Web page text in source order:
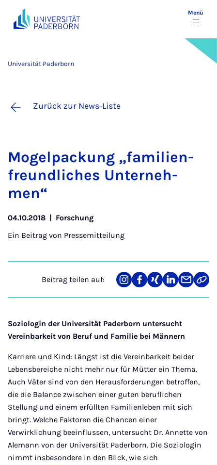
Menü
Universität Paderborn
Zurück zur News-Liste
Mo­gel­pa­ckung „fa­mi­li­en­
freund­li­ches Un­ter­neh­
men“
04.10.2018 | Forschung
Ein Beitrag von Pressemitteilung
Beitrag teilen auf:
Teilen
auf
Teilen
auf
Teilen
auf
Teilen
auf
Teilen
über
Link
Soziologin der Universität Paderborn untersucht
Vereinbarkeit von Beruf und Familie bei Männern
Karriere und Kind: Längst ist die Vereinbarkeit beider
Lebensbereiche nicht mehr nur für Mütter ein Thema.
Auch Väter sind von den Herausforderungen betroffen,
die die Balance zwischen einer guten beruflichen
Stellung und einem erfüllten Familienleben mit sich
bringt. Welche Faktoren die Chancen einer
Verwirklichung beeinflussen, untersucht Dr. Annette von
Alemann von der Universität Paderborn. Die Soziologin
nimmt insbesondere in den Blick, wie sich